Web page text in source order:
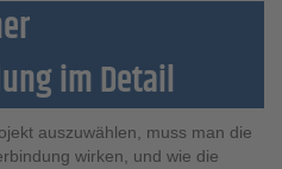
im Detail
auszuwählen, muss man die
wirken, und wie die